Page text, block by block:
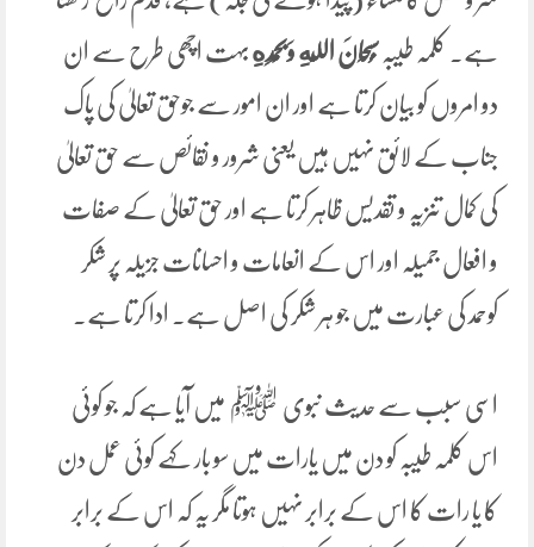
ہے۔ کلمہ طیبہ سُبْحَانَ اللَّهِ وَبِحَمْدِهِ بہت اچھی طرح سے ان
دو امروں کو بیان کرتا ہے اور ان امور سے جوحق تعالیٰ کی پاک
جناب کے لائق نہیں ہیں یعنی شرور و نقائص سے حق تعالیٰ
کی کمال تنزیہ و تقدیس ظاہر کرتا ہے اور حق تعالیٰ کے صفات
و افعال جمیلہ اور اس کے انعامات و احسانات جزیلہ پر شکر
کوحمد کی عبارت میں جو ہر شکر کی اصل ہے۔ ادا کرتا ہے۔
اسی سبب سے حدیث نبوی ﷺ میں آیا ہے کہ جو کوئی
اس کلمہ طیبہ کو دن میں یارات میں سو بار کہے کوئی عمل دن
کا یا رات کا اس کے برابر نہیں ہوتا مگر یہ کہ اس کے برابر